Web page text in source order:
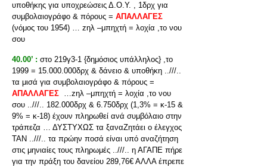
υποθήκης για υποχρεώσεις Δ.Ο.Υ. , 1δρχ για
συμβολαιογράφο & πόρους = ΑΠΑΛΛΑΓΕΣ
(νόμος του 1954) … zηλ –μπηχτή = λοχία ,το νου
σου
40.00’ : στο 219γ3-1 {δημόσιος υπάλληλος} ,το
1999 = 15.000.000δρχ & δάνειο & υποθήκη ..///..
τα μισά για συμβολαιογράφο & πόρους =
ΑΠΑΛΛΑΓΕΣ …zηλ –μπηχτή = λοχία ,το νου
σου ..///.. 182.000δρχ & 6.750δρχ (1,3% = κ-15 &
9% = κ-18) έχουν πληρωθεί ανά συμβόλαιο στην
τράπεζα … ΔΥΣΤΥΧΩΣ τα ξαναΖητάει ο έλεγχος
ΤΑΝ ..///.. τα πρώην ποσά είναι υπό αναζήτηση
στις μηνιαίες τους πληρωμές ..///.. η ΑΓΑΠΕ πήρε
για την πράξη του δανείου 289,76€ ΑΛΛΑ έπρεπε